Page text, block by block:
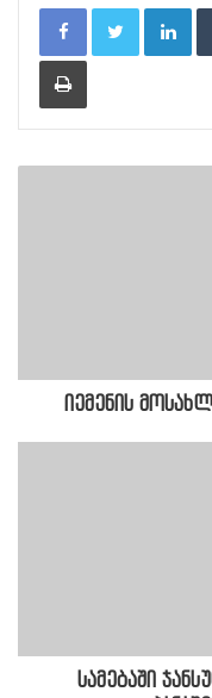
Print
იემენის
სამებაში